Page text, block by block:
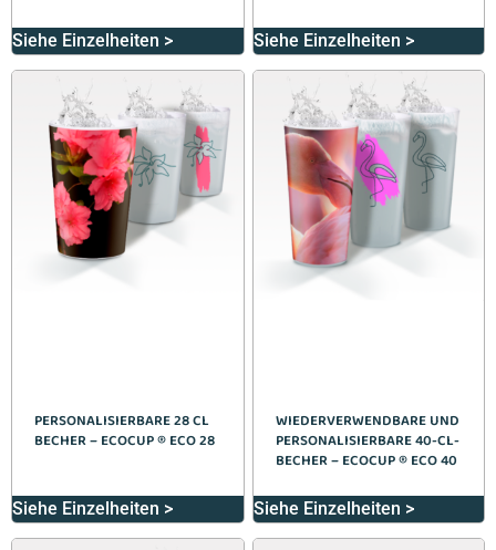
Siehe Einzelheiten > Siehe Einzelheiten >
PERSONALISIERBARE 28 CL
BECHER – ECOCUP ® ECO 28
Siehe Einzelheiten >
WIEDERVERWENDBARE UND
PERSONALISIERBARE 40-CL-
BECHER – ECOCUP ® ECO 40
Siehe Einzelheiten >